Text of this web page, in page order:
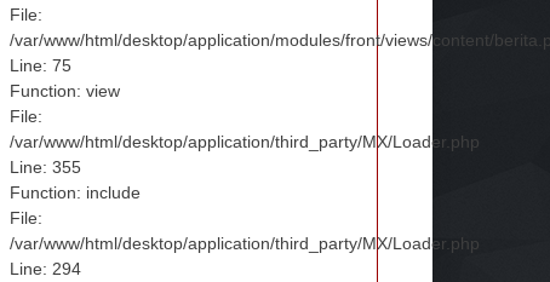
File:
/var/www/html/desktop/application/modules/front/views/content/
Line: 75
Function: view
File:
/var/www/html/desktop/application/third_party/MX/Loader.php
Line: 355
Function: include
File:
/var/www/html/desktop/application/third_party/MX/Loader.php
Line: 294